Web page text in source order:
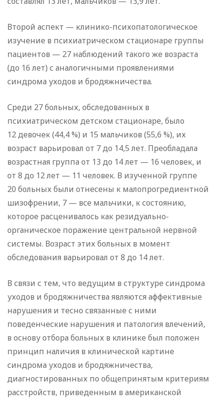
Второй аспект — клинико-психопатологическое
изучение в психиатрическом стационаре группы
пациентов — 27 наблюдений такого же возраста
(до 16 лет) с аналогичными проявлениями
синдрома уходов и бродяжничества.
Среди 27 больных, обследованных в
психиатрическом детском стационаре, было
12 девочек (44,4 %) и 15 мальчиков (55,6 %), их
возраст варьировал от 7 до 14,5 лет. Преобладала
возрастная группа от 13 до 14 лет — 16 человек, и
от 8 до 12 лет — 11 человек. В изученной группе
20 больных были отнесены к малопрогредиентной
шизофрении, 7 — все мальчики, к состоянию,
которое расценивалось как резидуально-
органическое поражение центральной нервной
системы. Возраст этих больных в момент
обследования варьировал от 8 до 14 лет.
В связи с тем, что ведущим в структуре синдрома
уходов и бродяжничества являются аффективные
нарушения и тесно связанные с ними
поведенческие нарушения и патология влечений,
в основу отбора больных в клинике был положен
принцип наличия в клинической картине
синдрома уходов и бродяжничества,
диагностированных по общепринятым критериям
расстройств, приведенным в американской